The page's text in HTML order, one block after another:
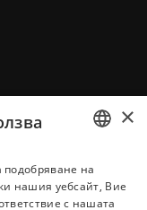
BULGARIAN
ENGLISH
×
подобряване на
нашия уебсайт, Вие
с нашата